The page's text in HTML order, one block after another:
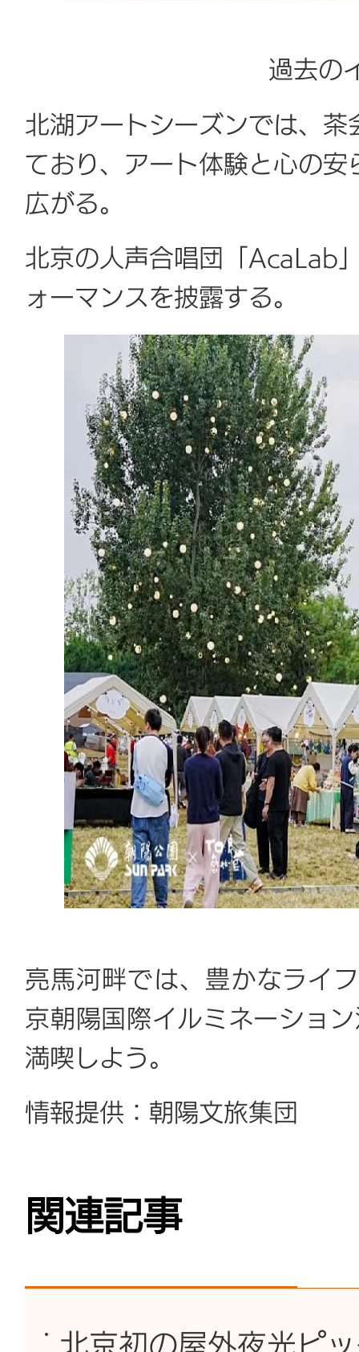
過去の
北湖アートシーズンでは、
ており、アート体験と心の
広がる。
北京の人声合唱団「AcaLab
ォーマンスを披露する。
亮馬河畔では、豊かなライ
京朝陽国際イルミネーショ
満喫しよう。
情報提供：朝陽文旅集団
関連記事